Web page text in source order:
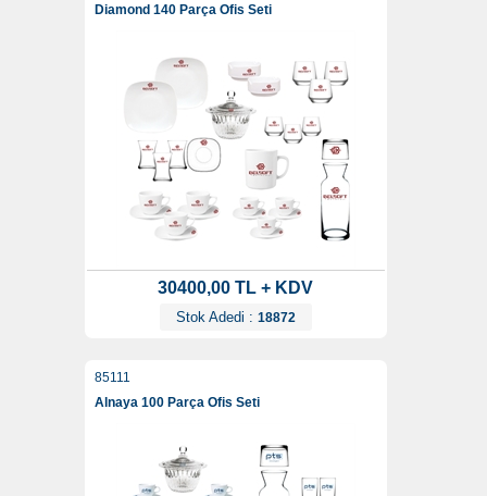
Diamond 140 Parça Ofis Seti
30400,00 TL + KDV
Stok Adedi : 18872
85111
Alnaya 100 Parça Ofis Seti